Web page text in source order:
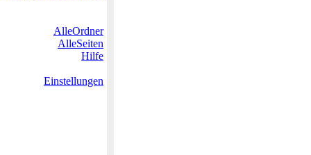
AlleOrdner
AlleSeiten
Hilfe
Einstellungen